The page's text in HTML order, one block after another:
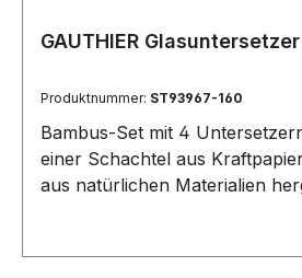
GAUTHIER
Produktnummer: ST93967-160
Bambus-Set mit 4
einer Schachtel aus
aus natürlichen Materialien
können Farbe des Produkts
Druckergebnis von Produkt
unterschiedlich sein. 115 x 115